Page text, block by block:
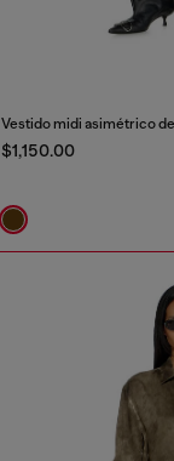
Vestido midi asimétrico
$1,150.00